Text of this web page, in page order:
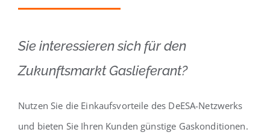
Sie interessieren sich für den
Zukunftsmarkt Gaslieferant?
Nutzen Sie die Einkaufsvorteile des DeESA-Netzwerks
und bieten Sie Ihren Kunden günstige Gaskonditionen.